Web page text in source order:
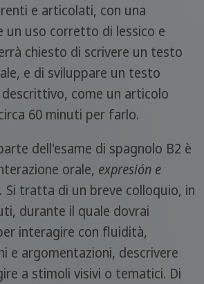
e articolati, con una
uso corretto di lessico e
chiesto di scrivere un testo
e di sviluppare un testo
come un articolo
60 minuti per farlo.
dell'esame di spagnolo B2 è
orale, expresión e
Si tratta di un breve colloquio, in
durante il quale dovrai
interagire con fluidità,
e argomentazioni, descrivere
a stimoli visivi o tematici. Di